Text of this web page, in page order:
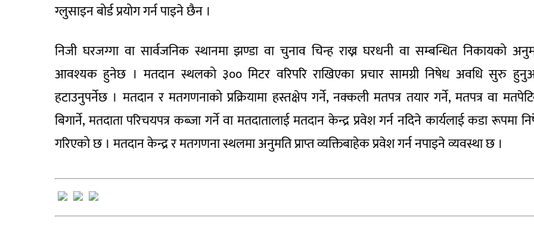
ग्लुसाइन बोर्ड प्रयोग गर्न पाइने छैन ।
निजी घरजग्गा वा सार्वजनिक स्थानमा झण्डा वा चुनाव चिन्ह राख्न घरधनी वा सम्बन्धित निकायको
आवश्यक हुनेछ । मतदान स्थलको ३०० मिटर वरिपरि राखिएका प्रचार सामग्री निषेध अवधि सुरु
हटाउनुपर्नेछ । मतदान र मतगणनाको प्रक्रियामा हस्तक्षेप गर्ने, नक्कली मतपत्र तयार गर्ने, मतपत्र वा
बिगार्ने, मतदाता परिचयपत्र कब्जा गर्ने वा मतदातालाई मतदान केन्द्र प्रवेश गर्न नदिने कार्यलाई कडा रूपमा
गरिएको छ । मतदान केन्द्र र मतगणना स्थलमा अनुमति प्राप्त व्यक्तिबाहेक प्रवेश गर्न नपाइने व्यवस्था छ ।